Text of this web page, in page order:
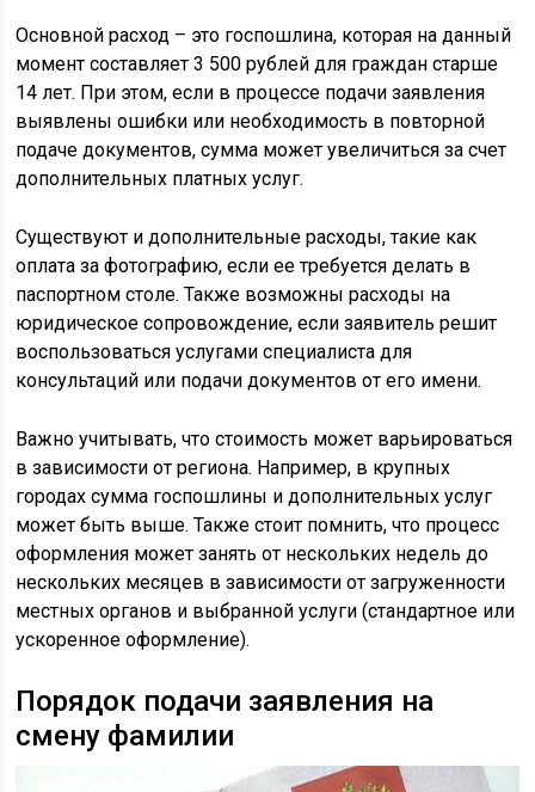
Основной расход – это госпошлина, которая на данный
момент составляет 3 500 рублей для граждан старше
14 лет. При этом, если в процессе подачи заявления
выявлены ошибки или необходимость в повторной
подаче документов, сумма может увеличиться за счет
дополнительных платных услуг.
Существуют и дополнительные расходы, такие как
оплата за фотографию, если ее требуется делать в
паспортном столе. Также возможны расходы на
юридическое сопровождение, если заявитель решит
воспользоваться услугами специалиста для
консультаций или подачи документов от его имени.
Важно учитывать, что стоимость может варьироваться
в зависимости от региона. Например, в крупных
городах сумма госпошлины и дополнительных услуг
может быть выше. Также стоит помнить, что процесс
оформления может занять от нескольких недель до
нескольких месяцев в зависимости от загруженности
местных органов и выбранной услуги (стандартное или
ускоренное оформление).
Порядок подачи заявления на
смену фамилии